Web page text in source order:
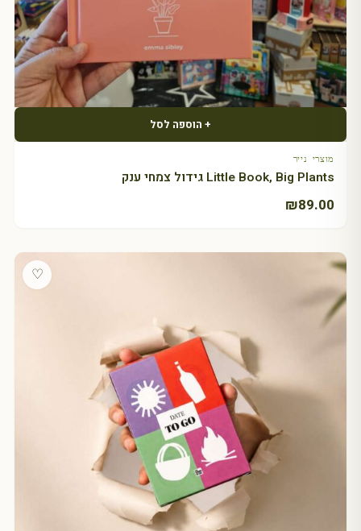
+ הוספה לסל
מוצרי נייר
Little Book, Big Plants גידול צמחי ענק
₪89.00
♡